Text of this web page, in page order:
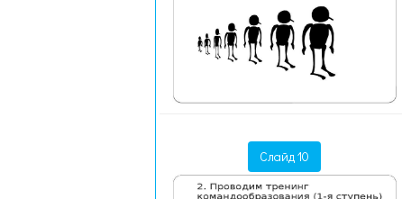
Слайд 10